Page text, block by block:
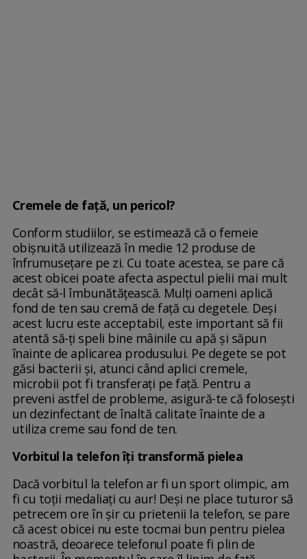
Cremele de faţă, un pericol?
Conform studiilor, se estimează că o femeie
obișnuită utilizează în medie 12 produse de
înfrumusețare pe zi. Cu toate acestea, se pare că
acest obicei poate afecta aspectul pielii mai mult
decât să-l îmbunătățească. Mulți oameni aplică
fond de ten sau cremă de față cu degetele. Deși
acest lucru este acceptabil, este important să fii
atentă să-ți speli bine mâinile cu apă și săpun
înainte de aplicarea produsului. Pe degete se pot
găsi bacterii și, atunci când aplici cremele,
microbii pot fi transferați pe față. Pentru a
preveni astfel de probleme, asigură-te că folosești
un dezinfectant de înaltă calitate înainte de a
utiliza creme sau fond de ten.
Vorbitul la telefon îţi transformă pielea
Dacă vorbitul la telefon ar fi un sport olimpic, am
fi cu toţii medaliaţi cu aur! Deşi ne place tuturor să
petrecem ore în şir cu prietenii la telefon, se pare
că acest obicei nu este tocmai bun pentru pielea
noastră, deoarece telefonul poate fi plin de